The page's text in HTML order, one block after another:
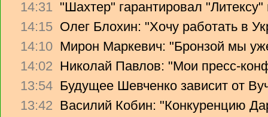
14:31 "Шахтер" гарантировал
14:15 Олег Блохин: "Хочу работать в
14:10 Мирон Маркевич: "Бронзой мы
14:02 Николай Павлов: "Мои пресс-
13:54 Будущее Шевченко зависит от
13:42 Василий Кобин: "Конкуренцию